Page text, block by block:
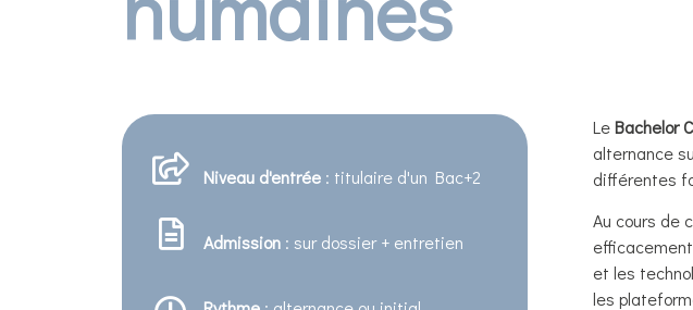
Niveau d'entrée : titulaire d'un Bac+2
Admission : sur dossier + entretien
LeBachelor
alternance
différentes
Au cours de
et les
les